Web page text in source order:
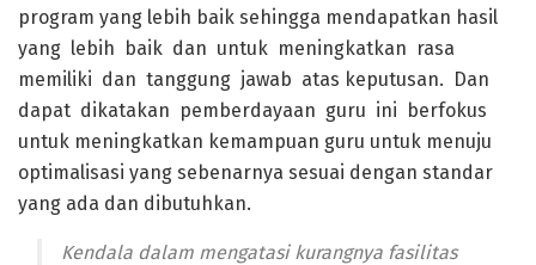
program yang lebih baik sehingga mendapatkan hasil
yang lebih baik dan untuk meningkatkan rasa
memiliki dan tanggung jawab atas keputusan. Dan
dapat dikatakan pemberdayaan guru ini berfokus
untuk meningkatkan kemampuan guru untuk menuju
optimalisasi yang sebenarnya sesuai dengan standar
yang ada dan dibutuhkan.
Kendala dalam mengatasi kurangnya fasilitas